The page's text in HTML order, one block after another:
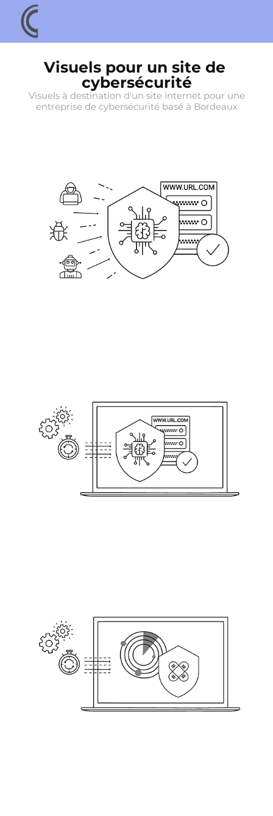
Visuels pour un site de
cybersécurité
Visuels à destination d'un site internet pour une
entreprise de cybersécurité basé à Bordeaux